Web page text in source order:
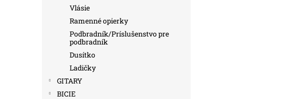
Vlásie
Ramenné opierky
Podbradník/Príslušenstvo pre
podbradník
Dusítko
Ladičky
GITARY
BICIE